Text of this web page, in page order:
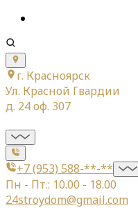
г. Красноярск
Ул. Красной Гвардии
д. 24 оф. 307
+7 (953) 588-**-**
Пн - Пт.: 10.00 - 18.00
24stroydom@gmail.com